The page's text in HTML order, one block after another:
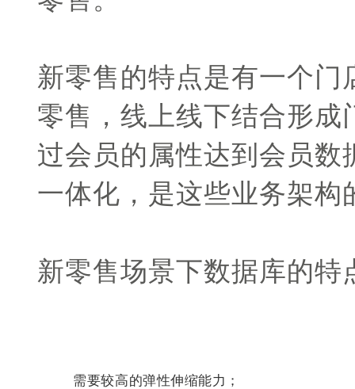
新零售的特点是有一个
零售，线上线下结合形
过会员的属性达到会员
一体化，是这些业务架构
新零售场景下数据库的
需要较高的弹性伸缩能力；